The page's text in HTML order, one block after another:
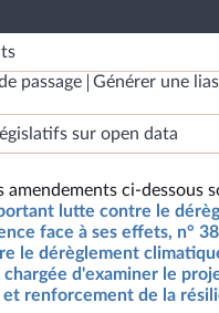
passage
Générer une
sur open data
amendements ci-dessous
lutte contre le
face à ses effets, n°
le dérèglement
chargée d'examiner le
renforcement de la